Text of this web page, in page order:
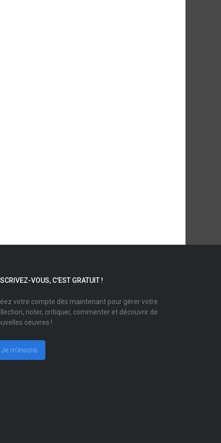
VOUS, C'EST GRATUIT !
votre compte dès maintenant pour gérer votre
noter, critiquer, commenter et découvrir de
oeuvres !
Je m'inscris